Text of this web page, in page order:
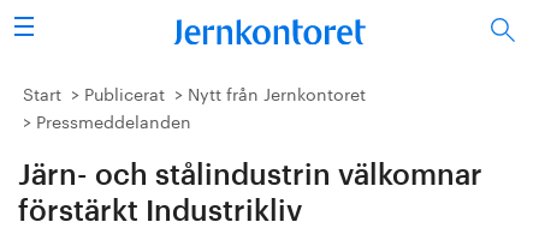
Sök
Stålindustrin
Forskning/utbildning
Start Publicerat
Nytt från Jernkontoret
Pressmeddelanden
Järn- och stålindustrin välkomnar
förstärkt Industrikliv